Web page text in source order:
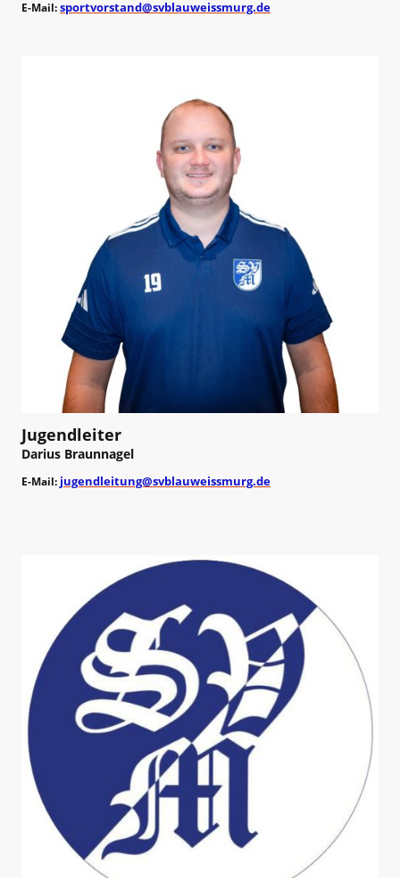
E-Mail:sportvorstand@svblauweissmurg.de
Jugendleiter
Darius Braunnagel
E-Mail: jugendleitung@svblauweissmurg.de